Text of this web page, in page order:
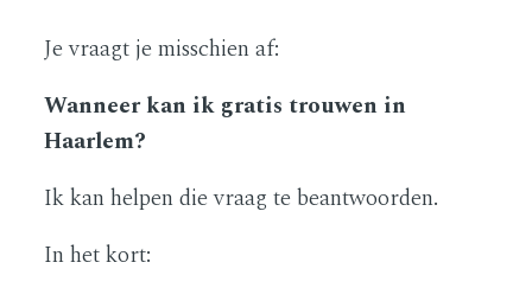
Je vraagt je misschien af:
Wanneer kan ik gratis trouwen in
Haarlem?
Ik kan helpen die vraag te beantwoorden.
In het kort: